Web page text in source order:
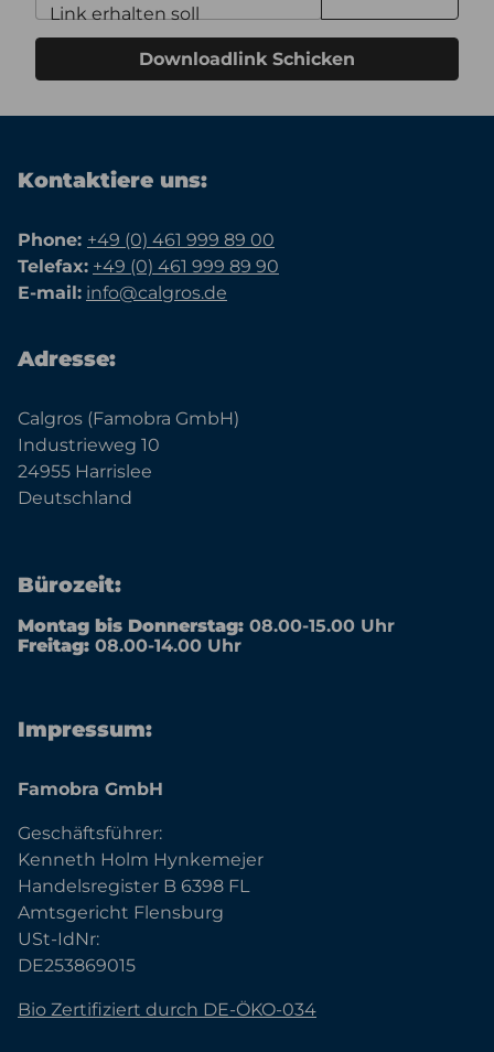
Link erhalten soll
Downloadlink Schicken
Kontaktiere uns:
Phone: +49 (0) 461 999 89 00
Telefax: +49 (0) 461 999 89 90
E-mail: info@calgros.de
Adresse:
Calgros (Famobra GmbH)
Industrieweg 10
24955 Harrislee
Deutschland
Bürozeit:
Montag bis Donnerstag: 08.00-15.00 Uhr
Freitag: 08.00-14.00 Uhr
Impressum:
Famobra GmbH
Geschäftsführer:
Kenneth Holm Hynkemejer
Handelsregister B 6398 FL
Amtsgericht Flensburg
USt-IdNr:
DE253869015
Bio Zertifiziert durch DE-ÖKO-034